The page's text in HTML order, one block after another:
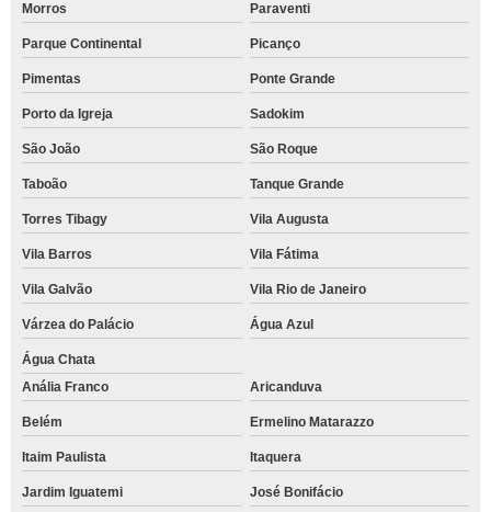
Morros Paraventi
Parque Continental Picanço
Pimentas Ponte Grande
Porto da Igreja Sadokim
São João São Roque
Taboão Tanque Grande
Torres Tibagy Vila Augusta
Vila Barros Vila Fátima
Vila Galvão Vila Rio de Janeiro
Várzea do Palácio Água Azul
Água Chata
Anália Franco
Aricanduva
Belém Ermelino Matarazzo
Itaim Paulista Itaquera
Jardim Iguatemi José Bonifácio